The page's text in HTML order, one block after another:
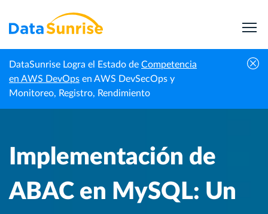
DataSunrise Logra el Estado de Competencia
en AWS DevOps en AWS DevSecOps y
Monitoreo, Registro, Rendimiento
Inicio
Centro de
Conocimiento
Implementación de ABAC en MySQL: Un enfoque
paso a paso para la protección de datos
Implementación de
ABAC en MySQL: Un